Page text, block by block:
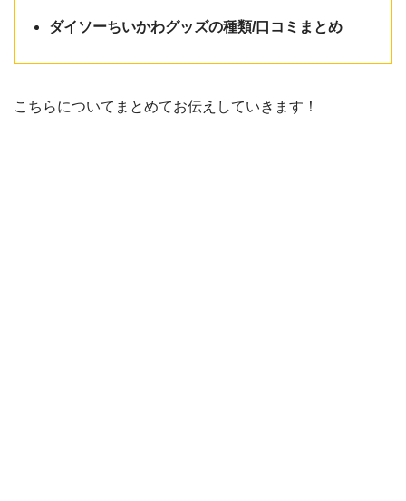
ダイソーちいかわグッズの種類/口コミまとめ
こちらについてまとめてお伝えしていきます！